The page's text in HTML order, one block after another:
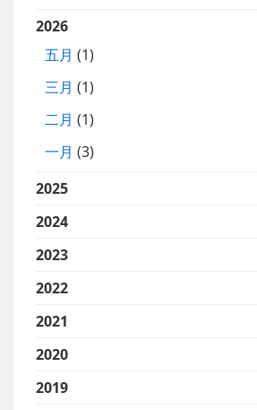
2026
五月 (1)
三月 (1)
二月 (1)
一月 (3)
2025
2024
2023
2022
2021
2020
2019